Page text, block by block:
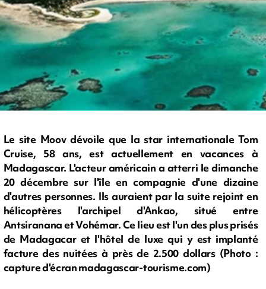
Le site Moov dévoile que la star internationale Tom
Cruise, 58 ans, est actuellement en vacances à
Madagascar. L'acteur américain a atterri le dimanche
20 décembre sur l'île en compagnie d'une dizaine
d'autres personnes. Ils auraient par la suite rejoint en
hélicoptères l'archipel d'Ankao, situé entre
Antsiranana et Vohémar. Ce lieu est l'un des plus prisés
de Madagacar et l'hôtel de luxe qui y est implanté
facture des nuitées à près de 2.500 dollars (Photo :
capture d'écran madagascar-tourisme.com)